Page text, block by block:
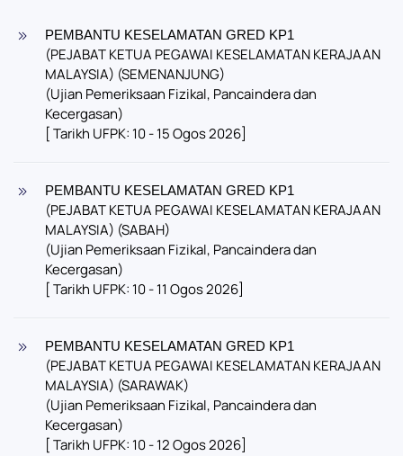
PEMBANTU KESELAMATAN GRED KP1
(PEJABAT KETUA PEGAWAI KESELAMATAN KERAJAAN
MALAYSIA) (SEMENANJUNG)
(Ujian Pemeriksaan Fizikal, Pancaindera dan
Kecergasan)
[ Tarikh UFPK: 10 - 15 Ogos 2026]
PEMBANTU KESELAMATAN GRED KP1
(PEJABAT KETUA PEGAWAI KESELAMATAN KERAJAAN
MALAYSIA) (SABAH)
(Ujian Pemeriksaan Fizikal, Pancaindera dan
Kecergasan)
[ Tarikh UFPK: 10 - 11 Ogos 2026]
PEMBANTU KESELAMATAN GRED KP1
(PEJABAT KETUA PEGAWAI KESELAMATAN KERAJAAN
MALAYSIA) (SARAWAK)
(Ujian Pemeriksaan Fizikal, Pancaindera dan
Kecergasan)
[ Tarikh UFPK: 10 - 12 Ogos 2026]